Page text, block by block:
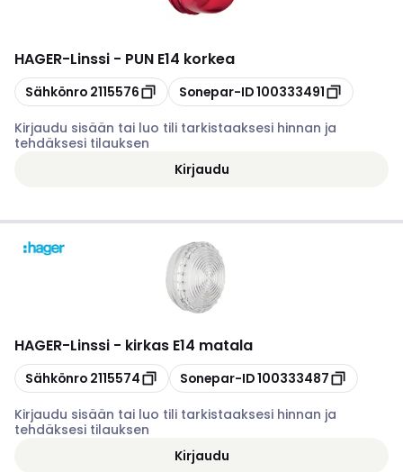
HAGER-Linssi - PUN E14 korkea
Kopioi
Sähkönro 2115576 Kopioi
Sonepar-ID100333491
Kirjaudu sisään tai luo tili tarkistaaksesi hinnan ja
tehdäksesi tilauksen
Kirjaudu
HAGER-Linssi - kirkas E14 matala
Kopioi
Sähkönro 2115574 Kopioi
Sonepar-ID100333487
Kirjaudu sisään tai luo tili tarkistaaksesi hinnan ja
tehdäksesi tilauksen
Kirjaudu